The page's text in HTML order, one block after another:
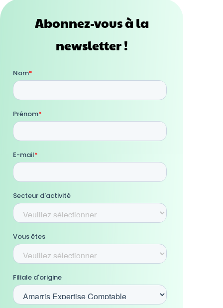
Abonnez-vous à la
newsletter !